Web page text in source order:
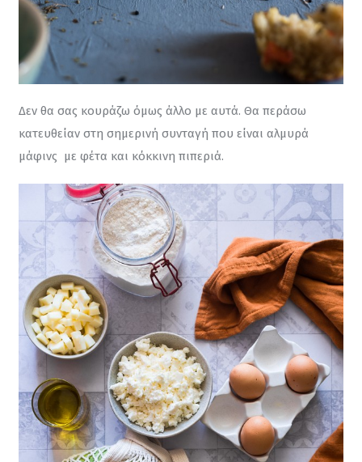
Δεν θα σας κουράζω όμως άλλο με αυτά. Θα περάσω
κατευθείαν στη σημερινή συνταγή που είναι αλμυρά
μάφινς  με φέτα και κόκκινη πιπεριά.